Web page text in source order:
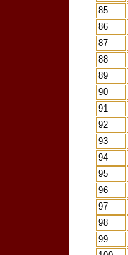
85
86
87
88
89
90
91
92
93
94
95
96
97
98
99